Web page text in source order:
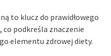
to klucz do prawidłowego
co podkreśla znaczenie
elementu zdrowej diety.